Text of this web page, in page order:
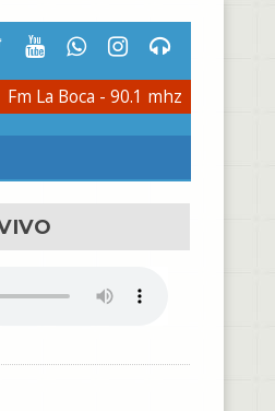
Fm La Boca - 90.1 mhz